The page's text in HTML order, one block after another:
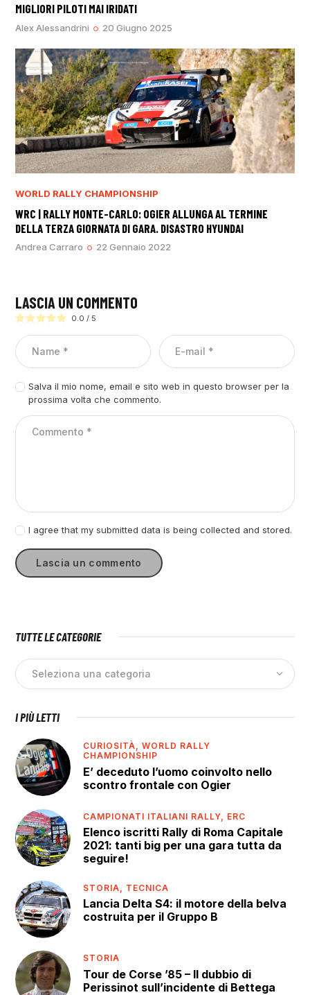
MIGLIORI PILOTI MAI IRIDATI
Alex Alessandrini 20 Giugno 2025
WORLD RALLY CHAMPIONSHIP
WRC | RALLY MONTE-CARLO: OGIER ALLUNGA AL TERMINE
DELLA TERZA GIORNATA DI GARA. DISASTRO HYUNDAI
Andrea Carraro 22 Gennaio 2022
LASCIA UN COMMENTO
0.0 / 5
Salva il mio nome, email e sito web in questo browser per la
prossima volta che commento.
I agree that my submitted data is being collected and stored.
TUTTE LE CATEGORIE
I PIÙ LETTI
CURIOSITÀ,WORLD RALLY
CHAMPIONSHIP
E’ deceduto l’uomo coinvolto nello
scontro frontale con Ogier
CAMPIONATI ITALIANI RALLY, ERC
Elenco iscritti Rally di Roma Capitale
2021: tanti big per una gara tutta da
seguire!
STORIA, TECNICA
Lancia Delta S4: il motore della belva
costruita per il Gruppo B
STORIA
Tour de Corse ’85 – Il dubbio di
Perissinot sull’incidente di Bettega